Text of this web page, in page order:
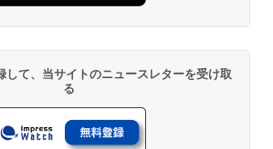
して、当サイトのニュースレターを受け取
る